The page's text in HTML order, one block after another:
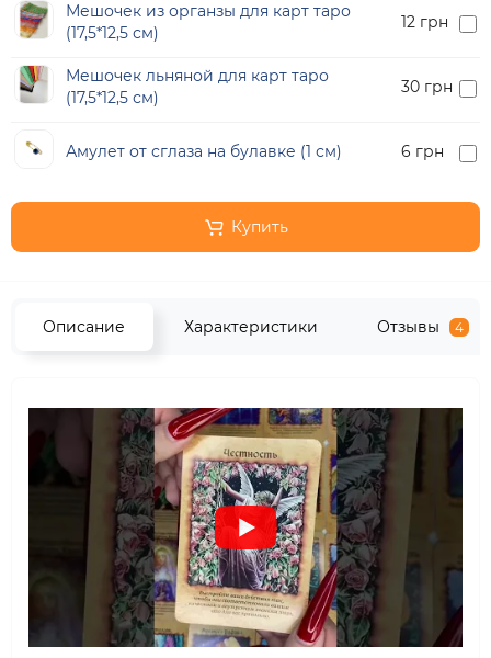
Мешочек из органзы для карт таро
(17,5*12,5 см)
12 грн
Мешочек льняной для карт таро
(17,5*12,5 см)
30 грн
Амулет от сглаза на булавке (1 см) 6 грн
Купить
Описание Характеристики Отзывы 4